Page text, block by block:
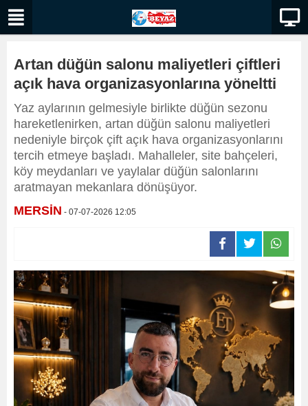
Artan düğün salonu maliyetleri çiftleri
açık hava organizasyonlarına yöneltti
Yaz aylarının gelmesiyle birlikte düğün sezonu
hareketlenirken, artan düğün salonu maliyetleri
nedeniyle birçok çift açık hava organizasyonlarını
tercih etmeye başladı. Mahalleler, site bahçeleri,
köy meydanları ve yaylalar düğün salonlarını
aratmayan mekanlara dönüşüyor.
MERSİN - 07-07-2026 12:05